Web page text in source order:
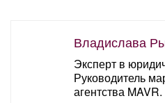
Владислава
Эксперт в
Руководитель
агентства MAVR.